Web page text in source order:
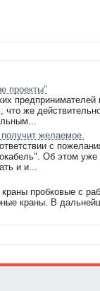
проекты"
же
желаемое.
с
Об этом уже
и и...
краны пробковые с
краны. В